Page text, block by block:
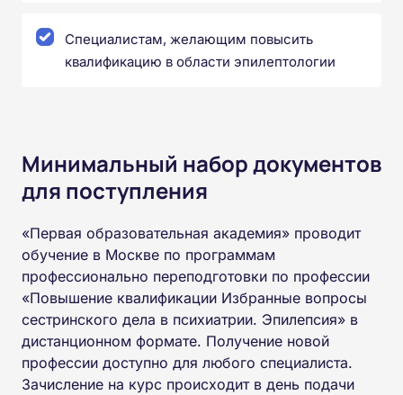
Специалистам, желающим повысить
квалификацию в области эпилептологии
Минимальный набор документов
для поступления
«Первая образовательная академия» проводит
обучение в Москве по программам
профессионально переподготовки по профессии
«Повышение квалификации Избранные вопросы
сестринского дела в психиатрии. Эпилепсия» в
дистанционном формате. Получение новой
профессии доступно для любого специалиста.
Зачисление на курс происходит в день подачи